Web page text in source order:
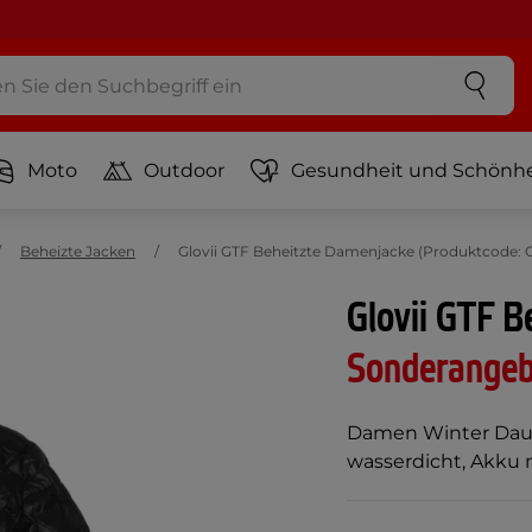
Moto Outdoor Gesundheit und
Beheizte Jacken Glovii GTF Beheitzte Damenjacke (Produktcode:
Glovii GTF
Damen Winter
wasserdicht, Akku